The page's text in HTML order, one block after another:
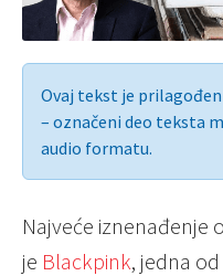
Ovaj tekst je
– označeni deo teksta
audio formatu.
Najveće iznenađenje
je Blackpink, jedna